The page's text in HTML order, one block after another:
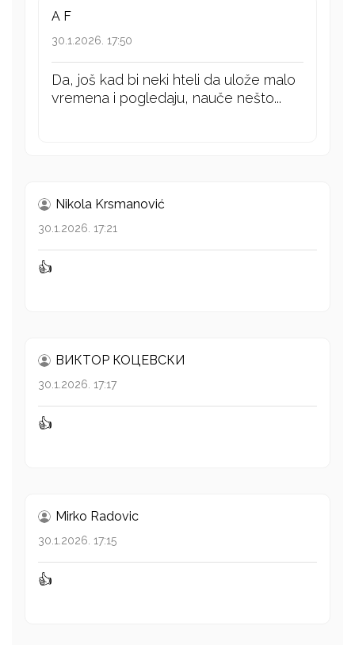
A F
30.1.2026. 17:50
Da, još kad bi neki hteli da ulože malo
vremena i pogledaju, nauče nešto...
Nikola Krsmanović
30.1.2026. 17:21
👍
ВИКТОР КОЦЕВСКИ
30.1.2026. 17:17
👍
Mirko Radovic
30.1.2026. 17:15
👍